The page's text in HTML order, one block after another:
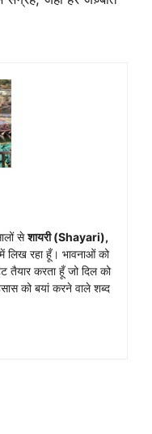
सेशायरी (Shayari),
लिख रहा हूँ। भावनाओं को
तैयार करता हूँ जो दिल को
को बयां करने वाले शब्द